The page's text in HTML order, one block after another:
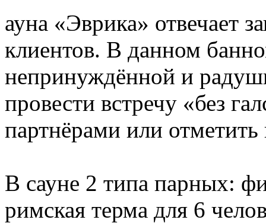
ауна «Эврика» отвечает
клиентов. В данном
непринуждённой и
провести встречу «без
партнёрами или отметить
В сауне 2 типа парных:
римская терма для 6